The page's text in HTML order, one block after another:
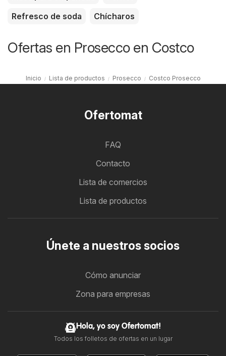
Refresco de soda
Chícharos
Ofertas en Prosecco en Costco
Inicio Lista de productos Prosecco Costco Prosecco
Ofertomat
FAQ
Contacto
Lista de comercios
Lista de productos
Únete a nuestros socios
Cómo anunciar
Zona para empresas
Hola, yo soy Ofertomat!
Todos los folletos de ofertas en un lugar